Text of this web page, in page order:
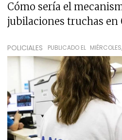
Cómo sería el
jubilaciones truchas en
POLICIALES PUBLICADO EL